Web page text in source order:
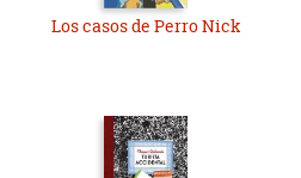
Los casos de Perro Nick